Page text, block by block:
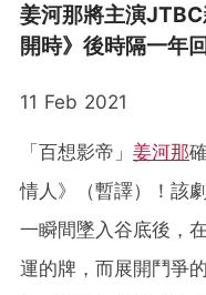
姜河那將主演
開時》後時隔一年
11 Feb 2021
「百想影帝」 姜河那
情人》（暫譯）！該
一瞬間墜入谷底後，
運的牌，而展開鬥爭